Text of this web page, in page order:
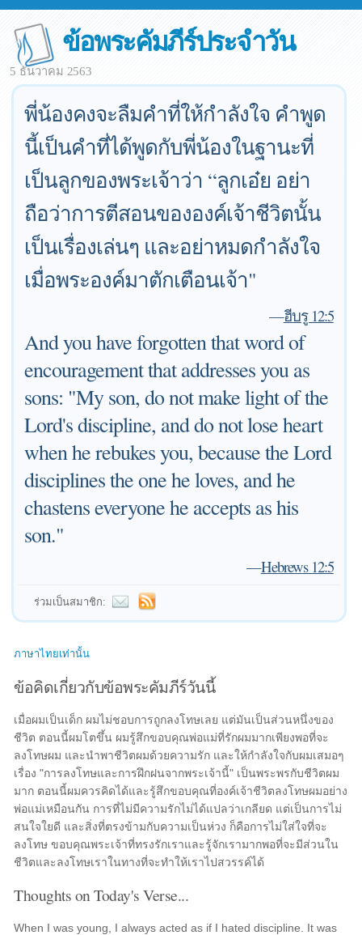
ข้อพระคัมภีร์ประจำวัน
5 ธันวาคม 2563
พี่น้องคงจะลืมคำที่ให้กำลังใจ คำพูด
นี้เป็นคำที่ได้พูดกับพี่น้องในฐานะที่
เป็นลูกของพระเจ้าว่า “ลูกเอ๋ย อย่า
ถือว่าการตีสอนขององค์เจ้าชีวิตนั้น
เป็นเรื่องเล่นๆ และอย่าหมดกำลังใจ
เมื่อพระองค์มาตักเตือนเจ้า"
—ฮีบรู 12:5
And you have forgotten that word of
encouragement that addresses you as
sons: "My son, do not make light of the
Lord's discipline, and do not lose heart
when he rebukes you, because the Lord
disciplines the one he loves, and he
chastens everyone he accepts as his
son."
—Hebrews 12:5
ร่วมเป็นสมาชิก:
ภาษาไทยเท่านั้น
ข้อคิดเกี่ยวกับข้อพระคัมภีร์วันนี้
เมื่อผมเป็นเด็ก ผมไม่ชอบการถูกลงโทษเลย แต่มันเป็นส่วนหนึ่งของ
ชีวิต ตอนนี้ผมโตขึ้น ผมรู้สึกขอบคุณพ่อแม่ที่รักผมมากเพียงพอที่จะ
ลงโทษผม และนำพาชีวิตผมด้วยความรัก และให้กำลังใจกับผมเสมอๆ
เรื่อง "การลงโทษและการฝึกฝนจากพระเจ้านี้" เป็นพระพรกับชีวิตผม
มาก ตอนนี้ผมควรคิดได้และรู้สึกขอบคุณที่องค์เจ้าชีวิตลงโทษผมอย่าง
พ่อแม่เหมือนกัน การที่ไม่มีความรักไม่ได้แปลว่าเกลียด แต่เป็นการไม่
สนใจใยดี และสิ่งที่ตรงข้ามกับความเป็นห่วง ก็คือการไม่ใส่ใจที่จะ
ลงโทษ ขอบคุณพระเจ้าที่ทรงรักเราและรู้จักเรามากพอที่จะมีส่วนใน
ชีวิตและลงโทษเราในทางที่จะทำให้เราไปสวรรค์ได้
Thoughts on Today's Verse...
When I was young, I always acted as if I hated discipline. It was